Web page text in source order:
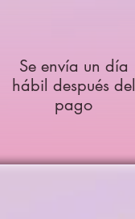
Se envía un día
hábil después del
pago